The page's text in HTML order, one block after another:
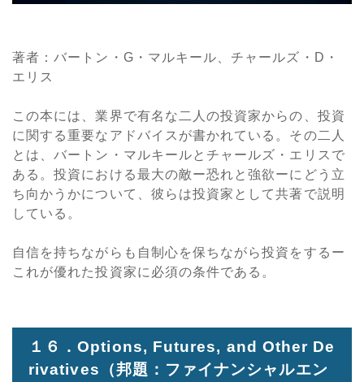
著者：バートン・G・マルキール、チャールズ・D・
エリス
この本には、業界で有名な二人の投資家からの、投資
に関する重要なアドバイスが書かれている。その二人
とは、バートン・マルキールとチャールズ・エリスで
ある。投資における最大の敵ー恐れと強欲ーにどう立
ち向かうかについて、彼らは投資家として共著で説明
している。
自信を持ちながらも自制心を保ちながら投資をするー
これが優れた投資家に必須の条件である。
１６．Options, Futures, and Other De
rivatives （邦題：ファイナンシャルエン